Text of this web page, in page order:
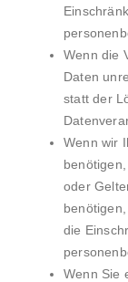
Wenn die
Daten
statt der
Wenn wir
oder
die
Wenn Sie